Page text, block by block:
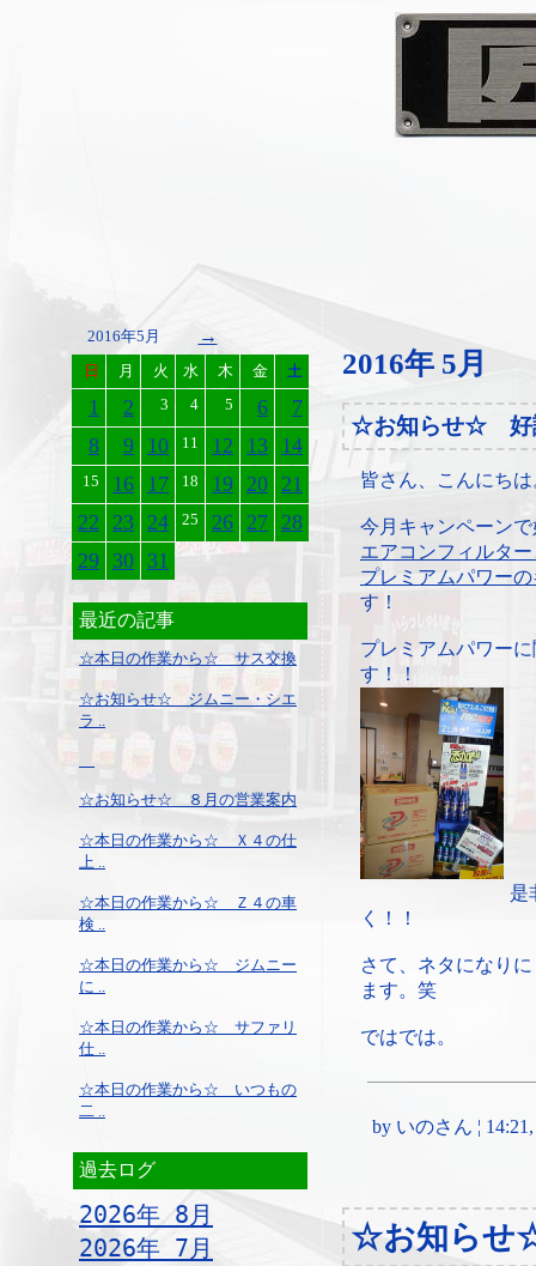
2016年5月 →
日 月 火 水 木 金 土
1 2 3 4 5 6
7
8
9 10 11 12 13 14
15 16 17 18 19 20 21
22 23 24 25 26 27 28
29 30 31
最近の記事
☆本日の作業から☆ サス交換
☆お知らせ☆ ジムニー・シエ
ラ ..
☆お知らせ☆ ８月の営業案内
☆本日の作業から☆ Ｘ４の仕
上 ..
☆本日の作業から☆ Ｚ４の車
検 ..
☆本日の作業から☆ ジムニー
に ..
☆本日の作業から☆ サファリ
仕 ..
☆本日の作業から☆ いつもの
二 ..
過去ログ
2026年 8月
2026年 7月
2016年 5月
☆お知らせ☆ 好
皆さん、こんにちは
今月キャンペーン
エアコンフィルタ
プレミアムパワー
す！
プレミアムパワー
す！！
是
く！！
さて、ネタになり
ます。笑
ではでは。
by いのさん ¦
☆お知らせ